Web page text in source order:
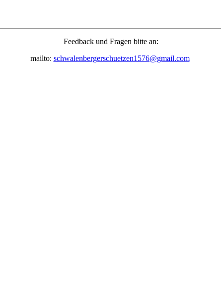
Feedback und Fragen bitte an:
mailto: schwalenbergerschuetzen1576@gmail.com